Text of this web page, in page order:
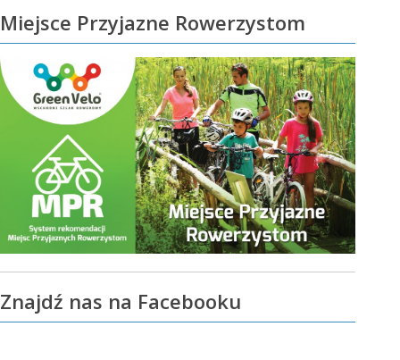
Miejsce Przyjazne Rowerzystom
Znajdź nas na Facebooku